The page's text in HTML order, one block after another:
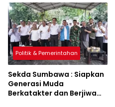
Politik & Pemerintahan
Sekda Sumbawa : Siapkan
Generasi Muda
Berkatakter dan Berjiwa